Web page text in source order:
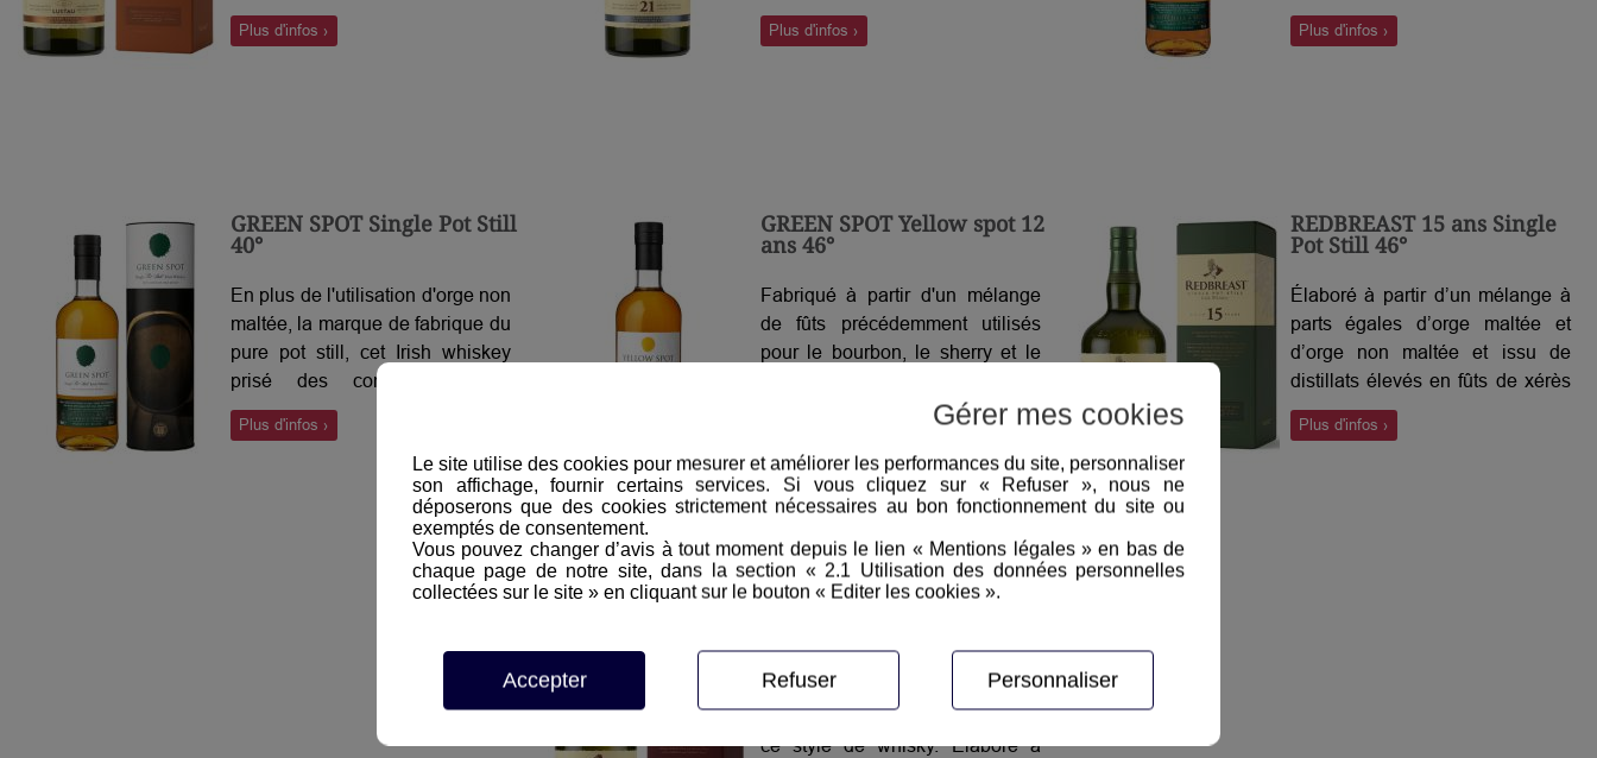
gamme Redbreast tout en
conservant son profil fruité, si
Plus d'infos ›
unique en son genre. Les
marques fruitées (kiwi,
Plus d'infos ›
d'affinage en fûts de chêne
français qui contenaient
Plus d'infos ›
GREEN SPOT Single Pot Still
40°
En plus de l'utilisation d'orge non
maltée, la marque de fabrique du
pure pot still, cet Irish whiskey
prisé des connaisseurs se
distingue par la présence d'un
pourcentage élevé de fûts de
Plus d'infos ›
GREEN SPOT Yellow spot 12
ans 46°
Fabriqué à partir d'un mélange
de fûts précédemment utilisés
pour le bourbon, le sherry et le
plus, et non filtrés à froid. Malaga
exotique et une légère douceur.
REDBREAST 15 ans Single
Pot Still 46°
Élaboré à partir d’un mélange à
parts égales d’orge maltée et
d’orge non maltée et issu de
distillats élevés en fûts de xérès
oloroso et en fûts de bourbon
américains, ce single pot still
Plus d'infos ›
Redbreast est souvent considéré
comme l’expression suprême de
ce style de whisky. Elaboré à
Gérer mes cookies
Le site utilise des cookies pour mesurer et améliorer les performances du site, personnaliser
son affichage, fournir certains services. Si vous cliquez sur « Refuser », nous ne
déposerons que des cookies strictement nécessaires au bon fonctionnement du site ou
exemptés de consentement.
Vous pouvez changer d’avis à tout moment depuis le lien « Mentions légales » en bas de
chaque page de notre site, dans la section « 2.1 Utilisation des données personnelles
collectées sur le site » en cliquant sur le bouton « Editer les cookies ».
Accepter Refuser Personnaliser